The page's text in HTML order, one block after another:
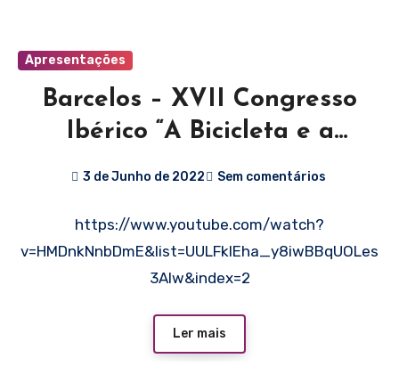
Apresentações
Barcelos – XVII Congresso
Ibérico “A Bicicleta e a
Meireles
3 de Junho de 2022 Sem comentários
https://www.youtube.com/watch?
v=HMDnkNnbDmE&list=UULFklEha_y8iwBBqUOLes
3AIw&index=2
Ler mais